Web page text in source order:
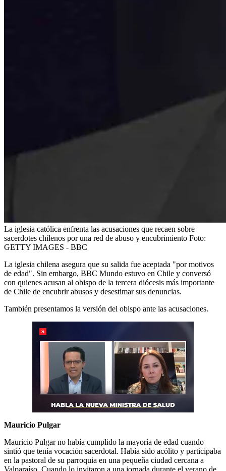
La iglesia católica enfrenta las acusaciones que recaen sobre
sacerdotes chilenos por una red de abuso y encubrimiento Foto:
GETTY IMAGES - BBC
La iglesia chilena asegura que su salida fue aceptada "por motivos
de edad". Sin embargo, BBC Mundo estuvo en Chile y conversó
con quienes acusan al obispo de la tercera diócesis más importante
de Chile de encubrir abusos y desestimar sus denuncias.
También presentamos la versión del obispo ante las acusaciones.
Mauricio Pulgar
Mauricio Pulgar no había cumplido la mayoría de edad cuando
sintió que tenía vocación sacerdotal. Había sido acólito y participaba
en la pastoral de su parroquia en una pequeña ciudad cercana a
Valparaíso. Cuando lo invitaron a una jornada durante el verano de